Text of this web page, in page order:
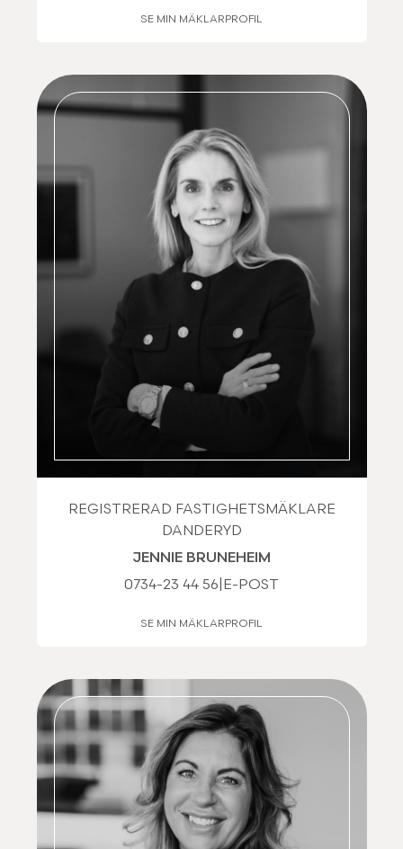
SE MIN MÄKLARPROFIL
REGISTRERAD FASTIGHETSMÄKLARE
DANDERYD
JENNIE BRUNEHEIM
0734-23 44 56 E-POST
SE MIN MÄKLARPROFIL